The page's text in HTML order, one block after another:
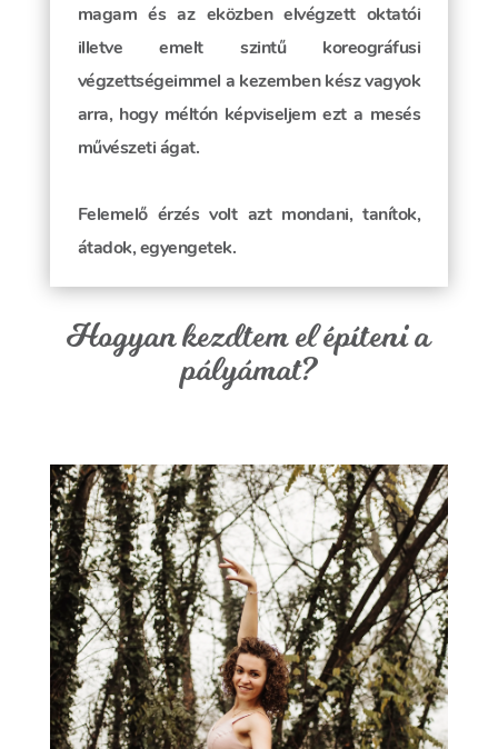
magam és az eközben elvégzett oktatói
illetve emelt szintű koreográfusi
végzettségeimmel a kezemben kész vagyok
arra, hogy méltón képviseljem ezt a mesés
művészeti ágat.
Felemelő érzés volt azt mondani, tanítok,
átadok, egyengetek.
Hogyan kezdtem el építeni a
pályámat?